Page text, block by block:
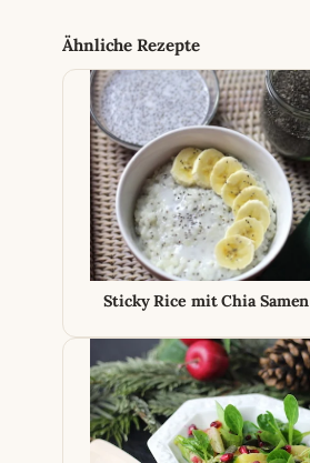
Ähnliche Rezepte
Sticky Rice mit Chia Samen